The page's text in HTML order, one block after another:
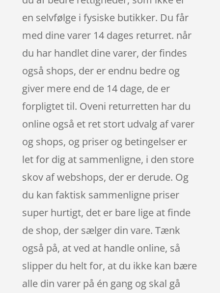
en selvfølge i fysiske butikker. Du får
med dine varer 14 dages returret. når
du har handlet dine varer, der findes
også shops, der er endnu bedre og
giver mere end de 14 dage, de er
forpligtet til. Oveni returretten har du
online også et ret stort udvalg af varer
og shops, og priser og betingelser er
let for dig at sammenligne, i den store
skov af webshops, der er derude. Og
du kan faktisk sammenligne priser
super hurtigt, det er bare lige at finde
de shop, der sælger din vare. Tænk
også på, at ved at handle online, så
slipper du helt for, at du ikke kan bære
alle din varer på én gang og skal gå